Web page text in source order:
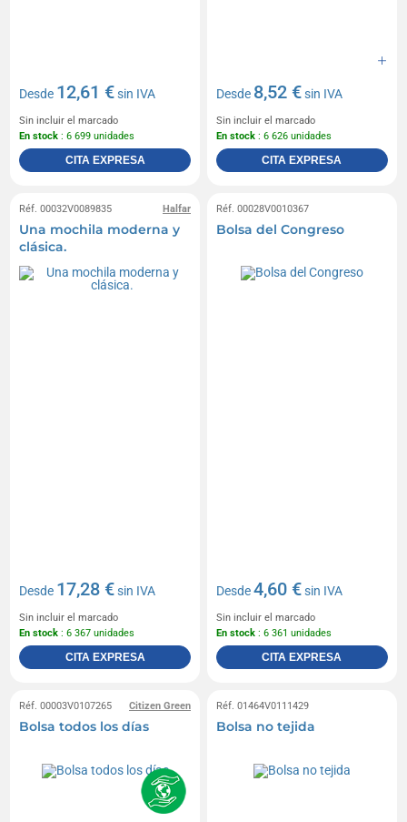
Desde 12,61 €sin IVA
Sin incluir el marcado
En stock : 6 699 unidades
CITA EXPRESA
Desde 8,52 €sin IVA
Sin incluir el marcado
En stock : 6 626 unidades
CITA EXPRESA
Halfar
Réf. 00032V0089835
Una mochila moderna y
clásica.
Desde 17,28 €sin IVA
Sin incluir el marcado
En stock : 6 367 unidades
CITA EXPRESA
Réf. 00028V0010367
Bolsa del Congreso
Desde4,60 €sin IVA
Sin incluir el marcado
En stock : 6 361 unidades
CITA EXPRESA
Citizen Green
Réf. 00003V0107265
Bolsa todos los días
Réf. 01464V0111429
Bolsa no tejida